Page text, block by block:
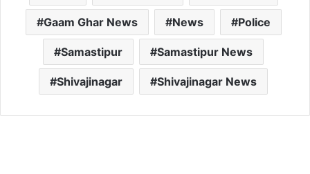
Gaam Ghar News News Police
Samastipur Samastipur News
Shivajinagar Shivajinagar News